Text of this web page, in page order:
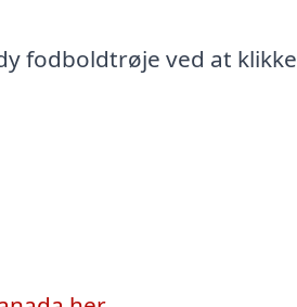
fodboldtrøje ved at klikke